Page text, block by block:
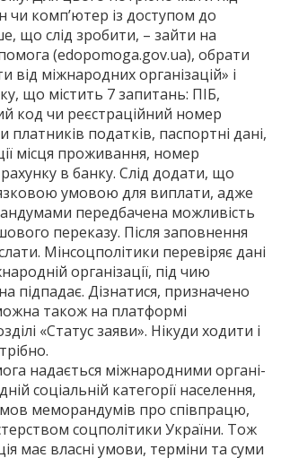
чи комп’ютер із доступом до
що слід зробити, – зайти на
(edopomoga.gov.ua), обрати
від міжнародних організацій» і
що містить 7 запитань: ПІБ,
код чи реєстраційний номер
платників податків, паспортні дані,
місця проживання, номер
в банку. Слід додати, що
умовою для виплати, адже
передбачена можливість
переказу. Після заповнення
Мінсоцполітики перевіряє дані
організації, під чию
підпадає. Дізнатися, призначено
також на платформі
«Статус заяви». Нікуди ходити і
нада­ється міжнародними органі­
соціаль­ній категорії населення,
меморандумів про співпрацю,
соцполітики України. Тож
має власні умови, терміни та суми